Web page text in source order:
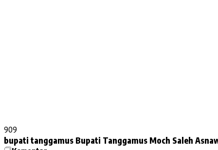
909
bupati tanggamus Bupati Tanggamus Moch Saleh